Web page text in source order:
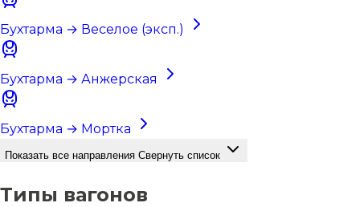
Бухтарма → Веселое (эксп.)
Бухтарма → Анжерская
Бухтарма → Мортка
Показать все направления Свернуть список
Типы вагонов